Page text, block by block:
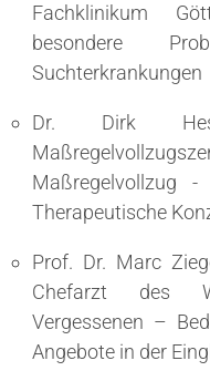
Fachklinikum
besondere
Suchterkrankungen
Dr. Dirk
Maßregelvollzug
Therapeutische
Prof. Dr. Marc
Chefarzt des
Vergessenen –
Angebote in der